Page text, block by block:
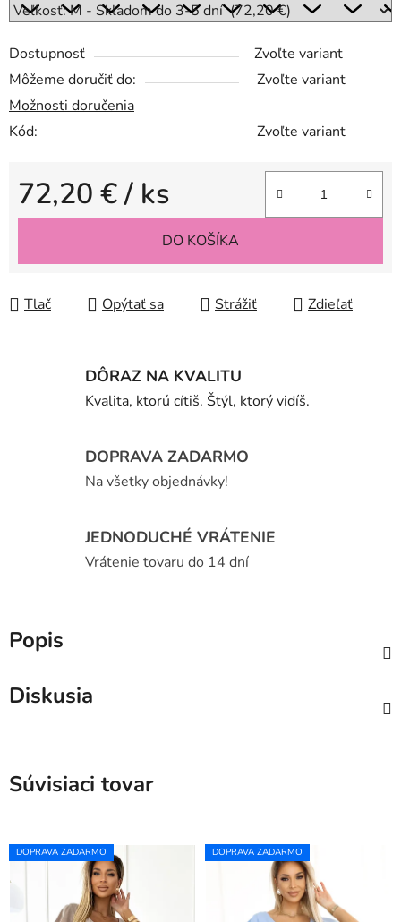
Dostupnosť
Zvoľte variant
Môžeme doručiť do:
Zvoľte variant
Možnosti doručenia
Kód:
Zvoľte variant
72,20 €/ ks
Jednotková cena:
DO KOŠÍKA
Tlač Opýtať sa Strážiť Zdieľať
DÔRAZ NA KVALITU
Kvalita, ktorú cítiš. Štýl, ktorý vidíš.
DOPRAVA ZADARMO
Na všetky objednávky!
JEDNODUCHÉ VRÁTENIE
Vrátenie tovaru do 14 dní
Popis
Diskusia
Súvisiaci tovar
DOPRAVA ZADARMO DOPRAVA ZADARMO